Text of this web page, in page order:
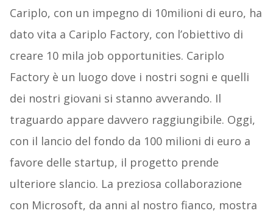
Cariplo, con un impegno di 10milioni di euro, ha
dato vita a Cariplo Factory, con l’obiettivo di
creare 10 mila job opportunities. Cariplo
Factory è un luogo dove i nostri sogni e quelli
dei nostri giovani si stanno avverando. Il
traguardo appare davvero raggiungibile. Oggi,
con il lancio del fondo da 100 milioni di euro a
favore delle startup, il progetto prende
ulteriore slancio. La preziosa collaborazione
con Microsoft, da anni al nostro fianco, mostra